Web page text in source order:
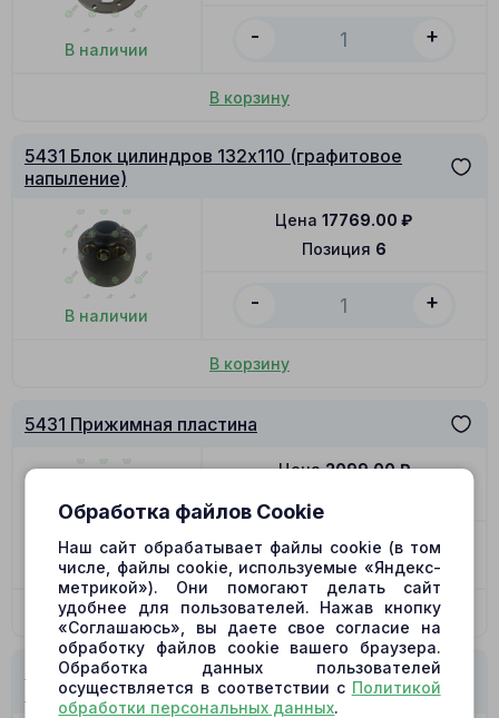
В наличии
- +
В корзину
5431 Блок цилиндров 132x110 (графитовое
напыление)
В наличии
Позиция 6
Цена 17769.00 ₽
- +
В корзину
5431 Прижимная пластина
В наличии
Цена 2099.00₽
- +
В корзину
5431 Поршень с башмаком 20.8x88 (внутр d-
15.3)
Обработка файлов Cookie
Наш сайт обрабатывает файлы cookie (в том
числе, файлы cookie, используемые «Яндекс-
метрикой»). Они помогают делать сайт
удобнее для пользователей. Нажав кнопку
«Соглашаюсь», вы даете свое согласие на
обработку файлов cookie вашего браузера.
Обработка данных пользователей
осуществляется в соответствии с Политикой
обработки персональных данных.